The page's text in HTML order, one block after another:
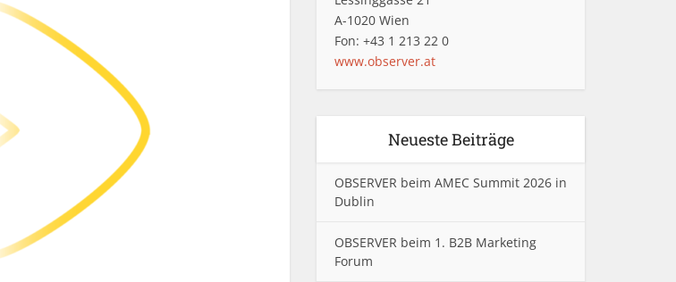
A-1020 Wien
Fon: +43 1 213 22 0
www.observer.at
Neueste Beiträge
OBSERVER beim AMEC Summit 2026 in
Dublin
OBSERVER beim 1. B2B Marketing
Forum